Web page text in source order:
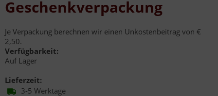
Geschenkverpackung
Je Verpackung berechnen wir einen Unkostenbeitrag von €
2,50.
Verfügbarkeit:
Auf Lager
Lieferzeit:
3-5 Werktage